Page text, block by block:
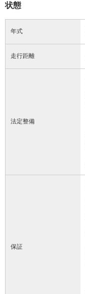
状態
年式
走行距離
法定整備
保証